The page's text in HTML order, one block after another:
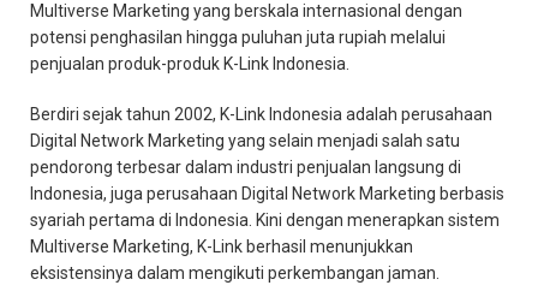
Multiverse Marketing yang berskala internasional dengan
potensi penghasilan hingga puluhan juta rupiah melalui
penjualan produk-produk K-Link Indonesia.
Berdiri sejak tahun 2002, K-Link Indonesia adalah perusahaan
Digital Network Marketing yang selain menjadi salah satu
pendorong terbesar dalam industri penjualan langsung di
Indonesia, juga perusahaan Digital Network Marketing berbasis
syariah pertama di Indonesia. Kini dengan menerapkan sistem
Multiverse Marketing, K-Link berhasil menunjukkan
eksistensinya dalam mengikuti perkembangan jaman.